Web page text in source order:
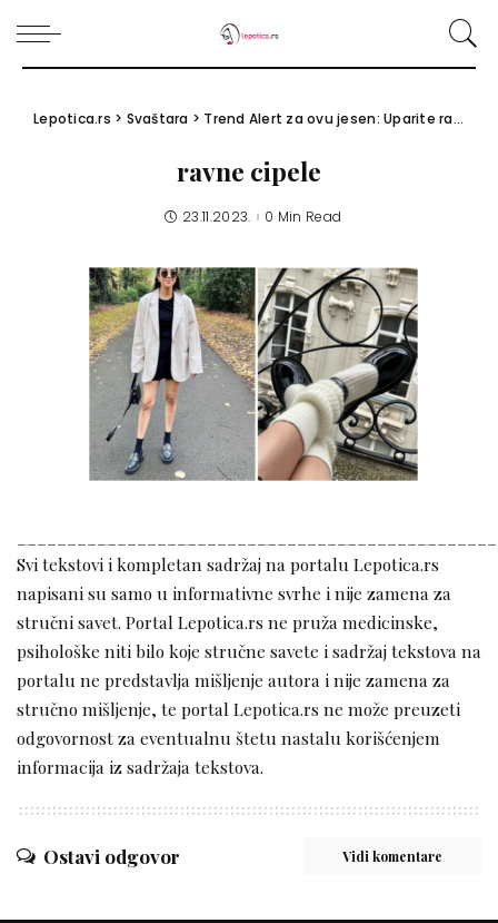
Lepotica.rs > Svaštara > Trend Alert za ovu jesen: Uparite ravne cipele sa belim soknicama i hulahopkama
ravne cipele
23.11.2023. 0 Min Read
Svi tekstovi i kompletan sadržaj na portalu Lepotica.rs
napisani su samo u informativne svrhe i nije zamena za
stručni savet. Portal Lepotica.rs ne pruža medicinske,
psihološke niti bilo koje stručne savete i sadržaj tekstova na
portalu ne predstavlja mišljenje autora i nije zamena za
stručno mišljenje, te portal Lepotica.rs ne može preuzeti
odgovornost za eventualnu štetu nastalu korišćenjem
informacija iz sadržaja tekstova.
Ostavi odgovor Vidi komentare